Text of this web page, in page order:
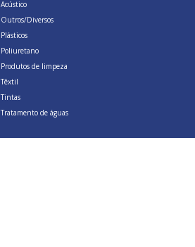
Acústico
Outros/Diversos
Plásticos
Poliuretano
Produtos de limpeza
Têxtil
Tintas
Tratamento de águas